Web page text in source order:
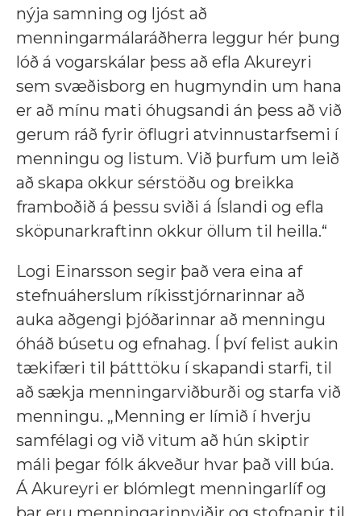
nýja samning og ljóst að
menningarmálaráðherra leggur hér þung
lóð á vogarskálar þess að efla Akureyri
sem svæðisborg en hugmyndin um hana
er að mínu mati óhugsandi án þess að við
gerum ráð fyrir öflugri atvinnustarfsemi í
menningu og listum. Við þurfum um leið
að skapa okkur sérstöðu og breikka
framboðið á þessu sviði á Íslandi og efla
sköpunarkraftinn okkur öllum til heilla.“
Logi Einarsson segir það vera eina af
stefnuáherslum ríkisstjórnarinnar að
auka aðgengi þjóðarinnar að menningu
óháð búsetu og efnahag. Í því felist aukin
tækifæri til þátttöku í skapandi starfi, til
að sækja menningarviðburði og starfa við
menningu. „Menning er límið í hverju
samfélagi og við vitum að hún skiptir
máli þegar fólk ákveður hvar það vill búa.
Á Akureyri er blómlegt menningarlíf og